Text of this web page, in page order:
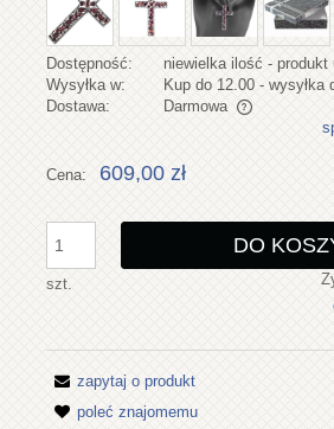
Dostępność:
niewielka ilość - produkt
Wysyłka w:
Kup do 12.00 - wysyłka
Dostawa:
Darmowa
Cena nie zawiera ewentualnych
Cena: 609,00 zł
szt.
DO
zapytaj o produkt
poleć znajomemu